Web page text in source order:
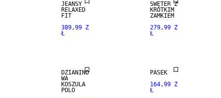
JEANSY
RELAXED
FIT
389,99 Z
Ł
SWETER Z
KRÓTKIM
ZAMKIEM
279,99 Z
Ł
NEW
DZIANINO
WA
KOSZULA
POLO
NEW
PASEK
164,99 Z
Ł